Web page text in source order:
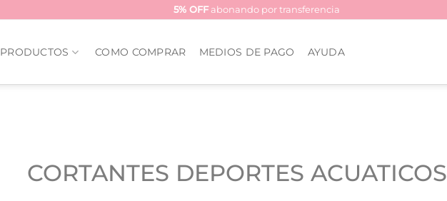
5% OFFabonando por transferencia
PRODUCTOS COMO COMPRAR MEDIOS DE PAGO AYUDA
CORTANTES DEPORTES ACUATICOS